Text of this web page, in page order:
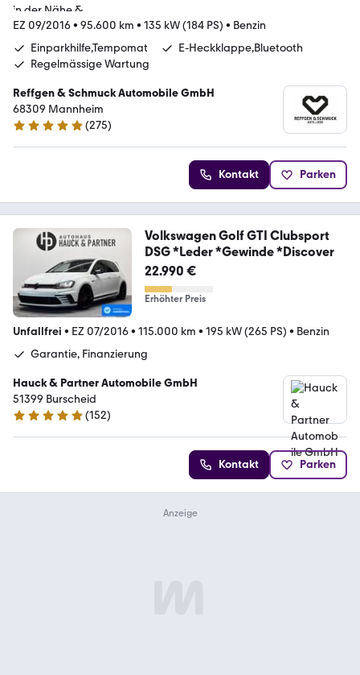
EZ 09/2016• 95.600 km • 135 kW (184 PS) • Benzin
Einparkhilfe,Tempomat
E-Heckklappe,Bluetooth
Regelmässige Wartung
Reffgen & Schmuck Automobile GmbH
68309 Mannheim
4.8 Sterne
(275)
Kontakt Parken
Volkswagen Golf GTI Clubsport
DSG *Leder *Gewinde *Discover
22.990 €
Erhöhter Preis
Unfallfrei • EZ 07/2016• 115.000 km • 195 kW (265 PS) • Benzin
Garantie, Finanzierung
Hauck & Partner Automobile GmbH
51399 Burscheid
5 Sterne
(152)
Kontakt Parken